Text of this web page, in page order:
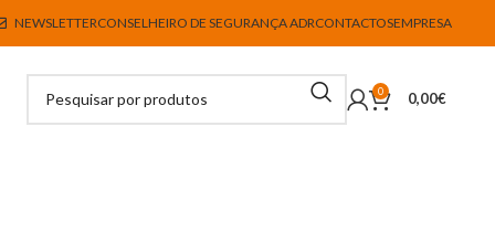
NEWSLETTERCONSELHEIRO DE SEGURANÇA ADRCONTACTOSEMPRESA
0 0,00€